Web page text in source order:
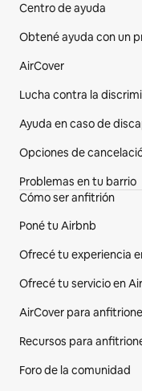
Centro de ayuda
Obtené ayuda con un
AirCover
Lucha contra la
Ayuda en caso de
Opciones de
Problemas en tu barrio
Cómo ser anfitrión
Poné tu Airbnb
Ofrecé tu experiencia
Ofrecé tu servicio en
AirCover para
Recursos para
Foro de la comunidad